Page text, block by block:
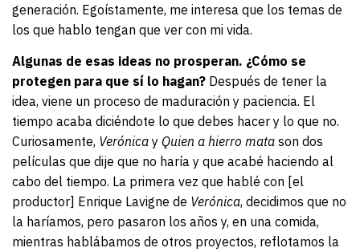
generación. Egoístamente, me interesa que los temas de
los que hablo tengan que ver con mi vida.
Algunas de esas ideas no prosperan. ¿Cómo se
protegen para que sí lo hagan? Después de tener la
idea, viene un proceso de maduración y paciencia. El
tiempo acaba diciéndote lo que debes hacer y lo que no.
Curiosamente, Verónica y Quien a hierro mata son dos
películas que dije que no haría y que acabé haciendo al
cabo del tiempo. La primera vez que hablé con [el
productor] Enrique Lavigne de Verónica, decidimos que no
la haríamos, pero pasaron los años y, en una comida,
mientras hablábamos de otros proyectos, reflotamos la